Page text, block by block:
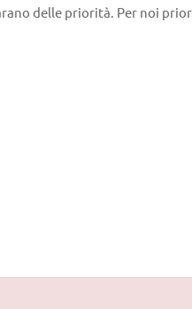
delle priorità. Per noi